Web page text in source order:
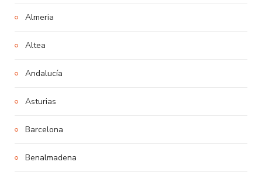
Almeria
Altea
Andalucía
Asturias
Barcelona
Benalmadena